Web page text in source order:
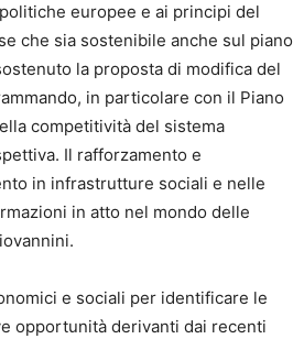
europee e ai principi del
che sia sostenibile anche sul piano
la proposta di modifica del
in particolare con il Piano
competitività del sistema
Il rafforzamento e
in infrastrutture sociali e nelle
in atto nel mondo delle
e sociali per identificare le
opportunità derivanti dai recenti